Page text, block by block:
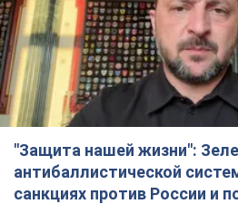
"Защита нашей жизни":
антибаллистической
санкциях против России и